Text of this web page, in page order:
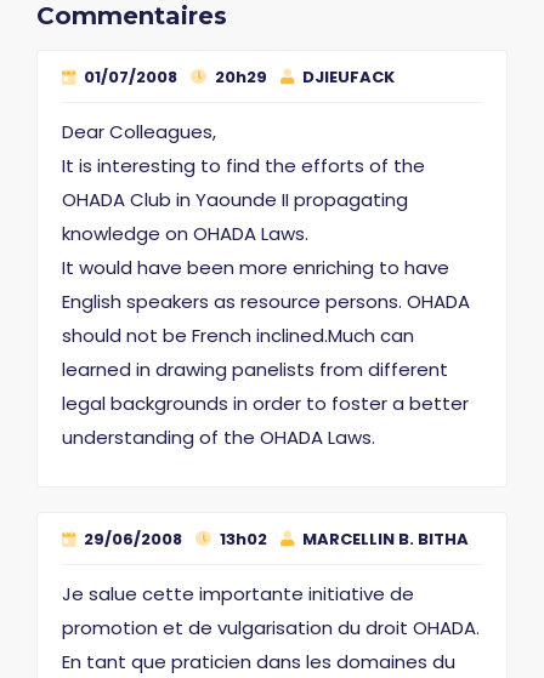
Commentaires
01/07/2008 20h29 DJIEUFACK
Dear Colleagues,
It is interesting to find the efforts of the
OHADA Club in Yaounde II propagating
knowledge on OHADA Laws.
It would have been more enriching to have
English speakers as resource persons. OHADA
should not be French inclined.Much can
learned in drawing panelists from different
legal backgrounds in order to foster a better
understanding of the OHADA Laws.
29/06/2008 13h02 MARCELLIN B. BITHA
Je salue cette importante initiative de
promotion et de vulgarisation du droit OHADA.
En tant que praticien dans les domaines du